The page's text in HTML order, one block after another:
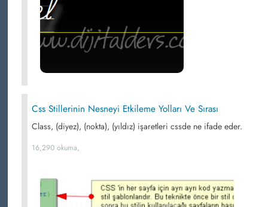
Css Stillerinin Nesneyi Etkileme Yolları Ve Sırası
Class, (diyez), (nokta), (yıldız) işaretleri cssde ne ifade eder.
16,290 okuma,